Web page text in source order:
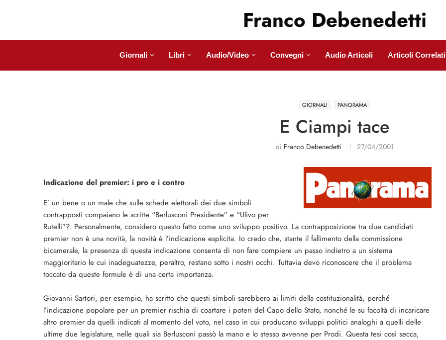
Franco Debenedetti
Giornali Libri Audio/Video Convegni Audio Articoli Articoli Correlati
GIORNALI PANORAMA
E Ciampi tace
di Franco Debenedetti 27/04/2001
Indicazione del premier: i pro e i contro
E’ un bene o un male che sulle schede elettorali dei due simboli
contrapposti compaiano le scritte “Berlusconi Presidente” e “Ulivo per
Rutelli”?. Personalmente, considero questo fatto come uno sviluppo positivo. La contrapposizione tra due candidati
premier non è una novità, la novità è l’indicazione esplicita. Io credo che, stante il fallimento della commissione
bicamerale, la presenza di questa indicazione consenta di non fare compiere un passo indietro a un sistema
maggioritario le cui inadeguatezze, peraltro, restano sotto i nostri occhi. Tuttavia devo riconoscere che il problema
toccato da queste formule è di una certa importanza.
Giovanni Sartori, per esempio, ha scritto che questi simboli sarebbero ai limiti della costituzionalità, perché
l’indicazione popolare per un premier rischia di coartare i poteri del Capo dello Stato, nonché le su facoltà di incaricare
altro premier da quelli indicati al momento del voto, nel caso in cui producano sviluppi politici analoghi a quelli delle
ultime due legislature, nelle quali sia Berlusconi passò la mano e lo stesso avvenne per Prodi. Questa tesi così secca,